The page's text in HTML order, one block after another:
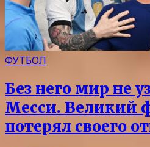
ФУТБОЛ
Без него мир не
Месси. Великий
потерял своего